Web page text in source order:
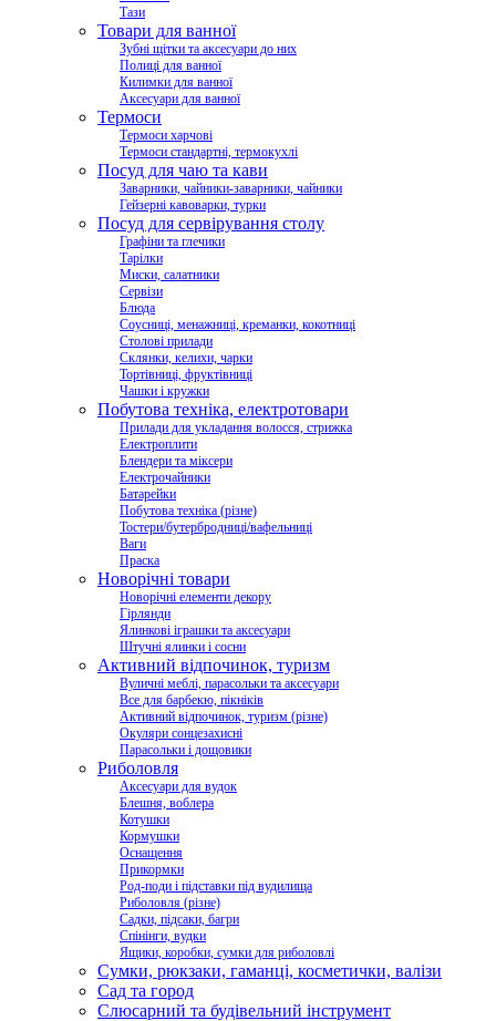
Тази
Товари для ванної
Зубні щітки та аксесуари до них
Полиці для ванної
Килимки для ванної
Аксесуари для ванної
Термоси
Термоси харчові
Термоси стандартні, термокухлі
Посуд для чаю та кави
Заварники, чайники-заварники, чайники
Гейзерні кавоварки, турки
Посуд для сервірування столу
Графіни та глечики
Тарілки
Миски, салатники
Сервізи
Блюда
Соусниці, менажниці, креманки, кокотниці
Столові прилади
Склянки, келихи, чарки
Тортівниці, фруктівниці
Чашки і кружки
Побутова техніка, електротовари
Прилади для укладання волосся, стрижка
Електроплити
Блендери та міксери
Електрочайники
Батарейки
Побутова техніка (різне)
Тостери/бутербродниці/вафельниці
Ваги
Праска
Новорічні товари
Новорічні елементи декору
Гірлянди
Ялинкові іграшки та аксесуари
Штучні ялинки і сосни
Активний відпочинок, туризм
Вуличні меблі, парасольки та аксесуари
Все для барбекю, пікніків
Активний відпочинок, туризм (різне)
Окуляри сонцезахисні
Парасольки і дощовики
Риболовля
Аксесуари для вудок
Блешня, воблера
Котушки
Кормушки
Оснащення
Прикормки
Род-поди і підставки під вудилища
Риболовля (різне)
Садки, підсаки, багри
Спінінги, вудки
Ящики, коробки, сумки для риболовлі
Сумки, рюкзаки, гаманці, косметички, валізи
Сад та город
Слюсарний та будівельний інструмент